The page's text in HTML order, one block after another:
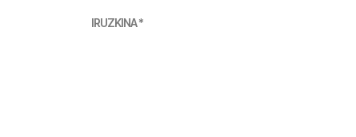
IRUZKINA*